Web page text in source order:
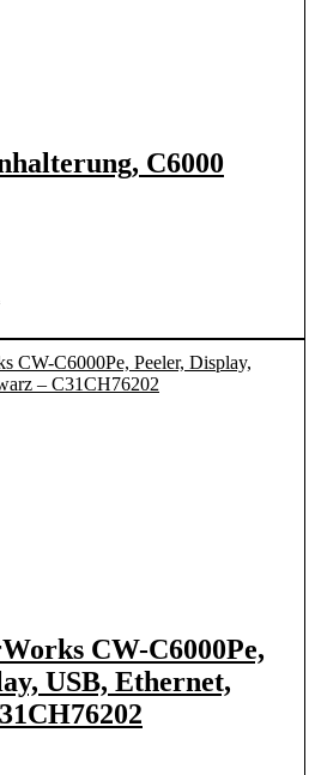
C6000
CW-C6000Pe,
USB, Ethernet,